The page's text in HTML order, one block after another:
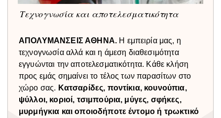
Τεχνογνωσία και αποτελεσματικότητα
ΑΠΟΛΥΜΑΝΣΕΙΣ ΑΘΗΝΑ. Η εμπειρία μας, η
τεχνογνωσία αλλά και η άμεση διαθεσιμότητα
εγγυώνται την αποτελεσματικότητα. Κάθε κλήση
προς εμάς σημαίνει το τέλος των παρασίτων στο
χώρο σας. Κατσαρίδες, ποντίκια, κουνούπια,
ψύλλοι, κοριοί, τσιμπούρια, μύγες, σφήκες,
μυρμήγκια και οποιοδήποτε έντομο ή τρωκτικό